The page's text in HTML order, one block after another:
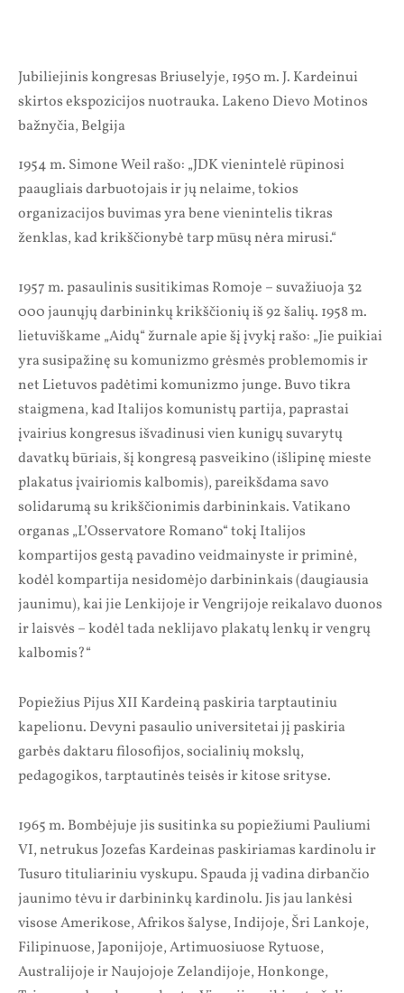
Jubiliejinis kongresas Briuselyje, 1950 m. J. Kardeinui
skirtos ekspozicijos nuotrauka. Lakeno Dievo Motinos
bažnyčia, Belgija
1954 m. Simone Weil rašo: „JDK vienintelė rūpinosi
paaugliais darbuotojais ir jų nelaime, tokios
organizacijos buvimas yra bene vienintelis tikras
ženklas, kad krikščionybė tarp mūsų nėra mirusi.“
1957 m. pasaulinis susitikimas Romoje – suvažiuoja 32
000 jaunųjų darbininkų krikščionių iš 92 šalių. 1958 m.
lietuviškame „Aidų“ žurnale apie šį įvykį rašo: „Jie puikiai
yra susipažinę su komunizmo grėsmės problemomis ir
net Lietuvos padėtimi komunizmo junge. Buvo tikra
staigmena, kad Italijos komunistų partija, paprastai
įvairius kongresus išvadinusi vien kunigų suvarytų
davatkų būriais, šį kongresą pasveikino (išlipinę mieste
plakatus įvairiomis kalbomis), pareikšdama savo
solidarumą su krikščionimis darbininkais. Vatikano
organas „L’Osservatore Romano“ tokį Italijos
kompartijos gestą pavadino veidmainyste ir priminė,
kodėl kompartija nesidomėjo darbininkais (daugiausia
jaunimu), kai jie Lenkijoje ir Vengrijoje reikalavo duonos
ir laisvės – kodėl tada neklijavo plakatų lenkų ir vengrų
kalbomis?“
Popiežius Pijus XII Kardeiną paskiria tarptautiniu
kapelionu. Devyni pasaulio universitetai jį paskiria
garbės daktaru filosofijos, socialinių mokslų,
pedagogikos, tarptautinės teisės ir kitose srityse.
1965 m. Bombėjuje jis susitinka su popiežiumi Pauliumi
VI, netrukus Jozefas Kardeinas paskiriamas kardinolu ir
Tusuro tituliariniu vyskupu. Spauda jį vadina dirbančio
jaunimo tėvu ir darbininkų kardinolu. Jis jau lankėsi
visose Amerikose, Afrikos šalyse, Indijoje, Šri Lankoje,
Filipinuose, Japonijoje, Artimuosiuose Rytuose,
Australijoje ir Naujojoje Zelandijoje, Honkonge,